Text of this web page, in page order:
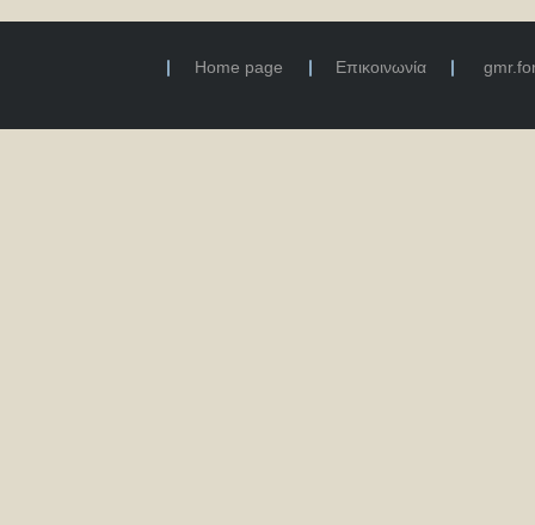
Home page Επικοινωνία